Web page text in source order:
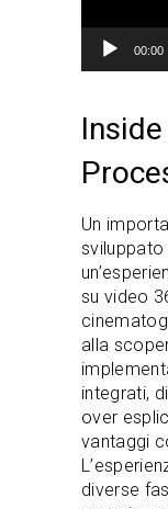
00:00
Un
sviluppato
su video
alla
integrati,
over
vantaggi
diverse